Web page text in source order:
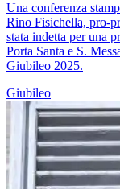
Una conferenza
Rino Fisichella, pro-
stata indetta per una
Porta Santa e S.
Giubileo 2025.
Giubileo